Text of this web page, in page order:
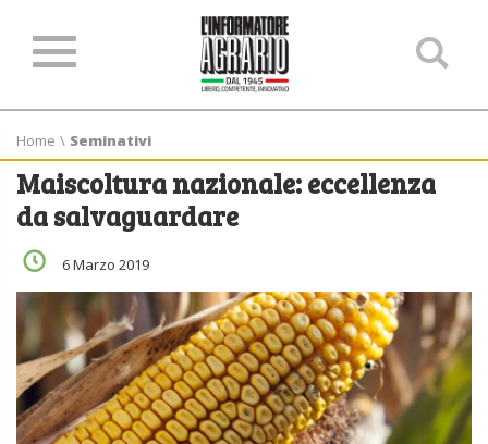
Home \ Seminativi
Maiscoltura nazionale: eccellenza
da salvaguardare
6 Marzo 2019